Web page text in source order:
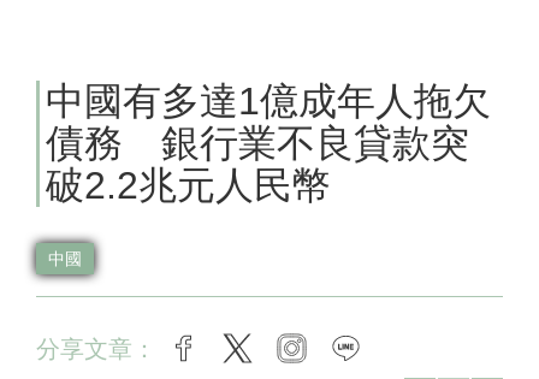
中國有多達1億成年人拖欠
債務 銀行業不良貸款突
破2.2兆元人民幣
中國
分享文章： facebook
twitter instagram